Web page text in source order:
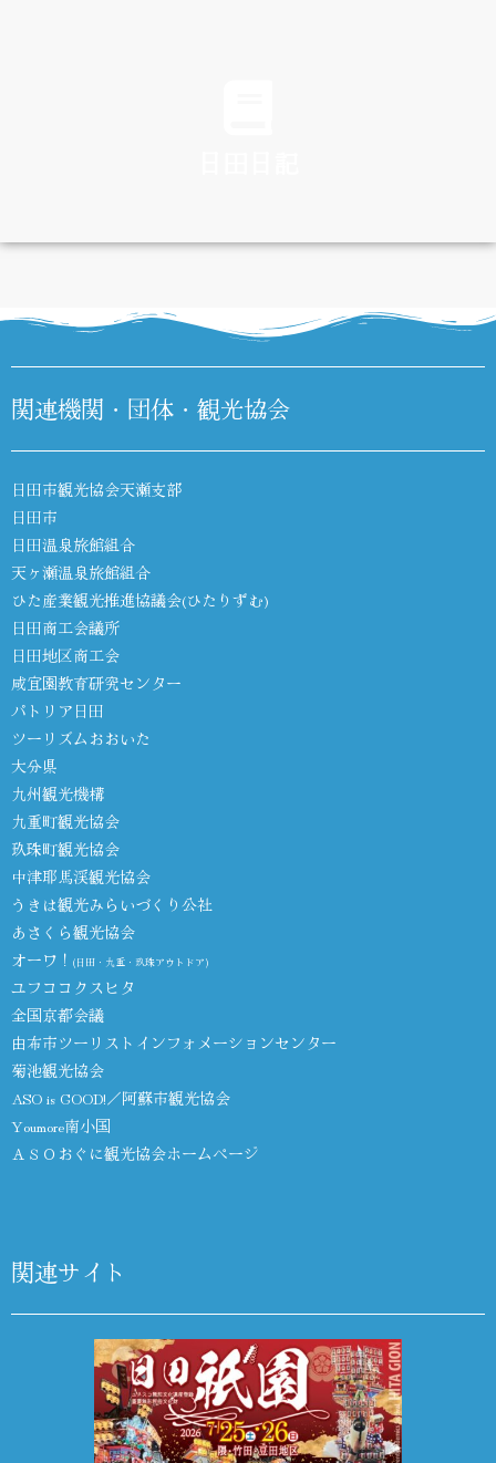
DIARY
関連機関・団体・観光協会
日田市観光協会天瀬支部
日田市
日田温泉旅館組合
天ヶ瀬温泉旅館組合
ひた産業観光推進協議会(ひたりずむ)
日田商工会議所
日田地区商工会
咸宜園教育研究センター
パトリア日田
ツーリズムおおいた
大分県
九州観光機構
九重町観光協会
玖珠町観光協会
中津耶馬渓観光協会
うきは観光みらいづくり公社
あさくら観光協会
オーワ！ (日田・九重・玖珠アウトドア)
ユフココクスヒタ
全国京都会議
由布市ツーリストインフォメーションセンター
菊池観光協会
ASO is GOOD!／阿蘇市観光協会
Youmore南小国
ＡＳＯおぐに観光協会ホームページ
関連サイト